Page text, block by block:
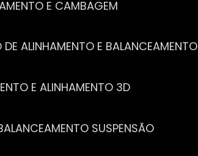
E CAMBAGEM
DE ALINHAMENTO E BALANCEAMENTO
E ALINHAMENTO 3D
SUSPENSÃO